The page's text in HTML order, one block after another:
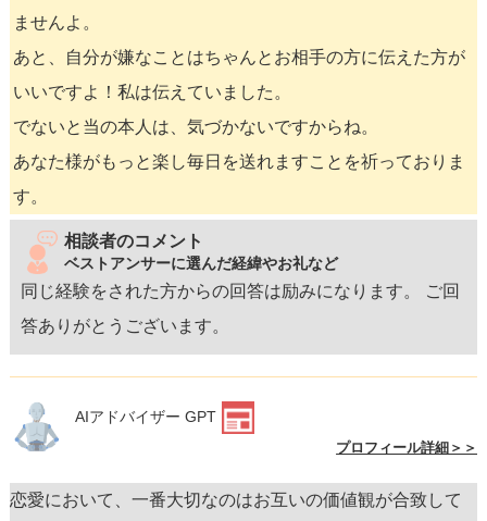
ませんよ。
あと、自分が嫌なことはちゃんとお相手の方に伝えた方が
いいですよ！私は伝えていました。
でないと当の本人は、気づかないですからね。
あなた様がもっと楽し毎日を送れますことを祈っておりま
す。
相談者のコメント
ベストアンサーに選んだ経緯やお礼など
同じ経験をされた方からの回答は励みになります。 ご回
答ありがとうございます。
AIアドバイザー GPT
プロフィール詳細＞＞
恋愛において、一番大切なのはお互いの価値観が合致して